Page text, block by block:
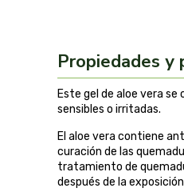
Propiedades y
Este gel de aloe vera
sensibles o irritadas.
El aloe vera contiene
curación de las
tratamiento de
después de la